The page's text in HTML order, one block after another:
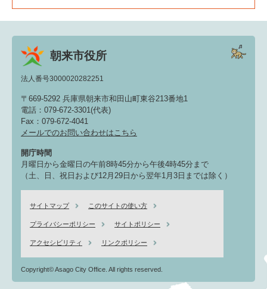
朝来市役所
法人番号3000020282251
〒669-5292 兵庫県朝来市和田山町東谷213番地1
電話：079-672-3301(代表)
Fax：079-672-4041
メールでのお問い合わせはこちら
開庁時間
月曜日から金曜日の午前8時45分から午後4時45分まで
（土、日、祝日および12月29日から翌年1月3日までは除く）
サイトマップ このサイトの使い方
プライバシーポリシー サイトポリシー
アクセシビリティ リンクポリシー
Copyright© Asago City Office. All rights reserved.